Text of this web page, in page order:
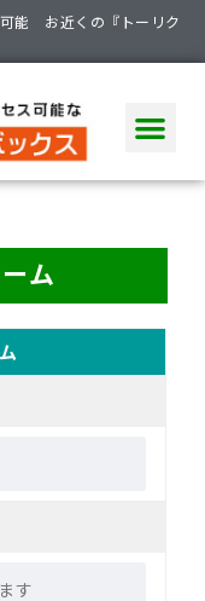
能 お近くの『トーリク
ム